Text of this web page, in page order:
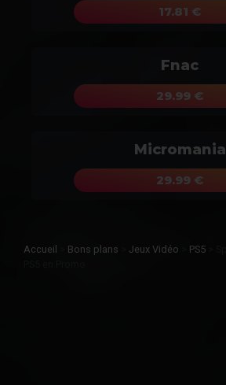
17.81 €
Fnac
29.99 €
Micromania
29.99 €
Accueil Bons plans Jeux Vidéo PS5